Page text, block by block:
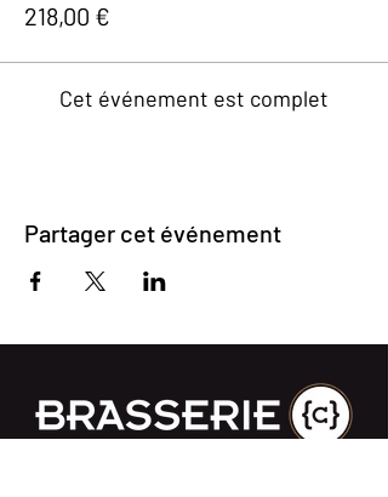
218,00 €
Cet événement est complet
Partager cet événement